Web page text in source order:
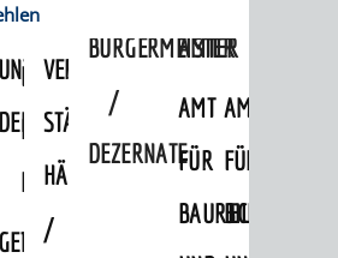
UNTEREN
DENKMALSCHUTZBEHÖRDE
SATZUNGEN
IM
BEREICH
DENKMALSCHUTZ
GENEHMIGUNGSVERFAHREN
TAG
VERKAUF
STÄDTISCHER
HÄUSER
/
BÜRGERMEISTER
/
DEZERNATE
ÄMTER
AMT
FÜR
BAURECHT
AMT
FÜR
BILDUNG